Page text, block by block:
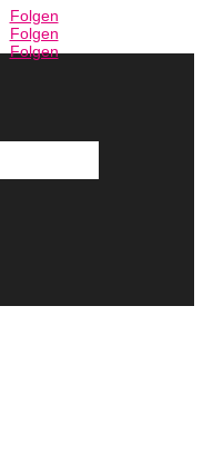
Folgen
Folgen
Folgen